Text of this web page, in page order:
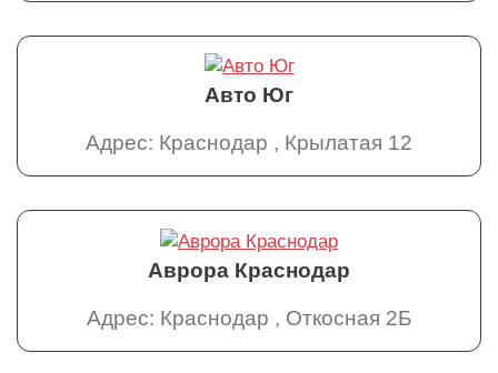
Авто Юг
Адрес: Краснодар , Крылатая 12
Аврора Краснодар
Адрес: Краснодар , Откосная 2Б